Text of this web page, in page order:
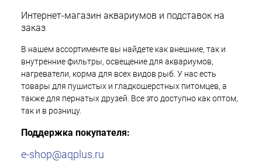
Интернет-магазин аквариумов и подставок на
заказ
В нашем ассортименте вы найдете как внешние, так и
внутренние фильтры, освещение для аквариумов,
нагреватели, корма для всех видов рыб. У нас есть
товары для пушистых и гладкошерстных питомцев, а
также для пернатых друзей. Все это доступно как оптом,
так и в розницу.
Поддержка покупателя:
e-shop@aqplus.ru